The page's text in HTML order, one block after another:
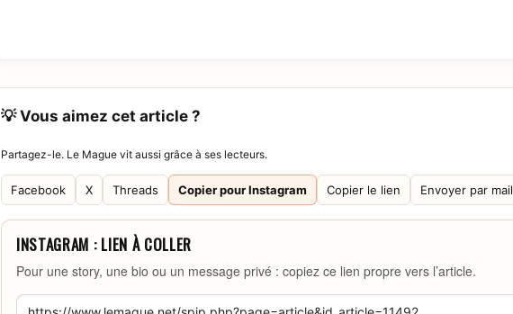
💡 Vous aimez cet article ?
Partagez-le. Le Mague vit aussi grâce à ses lecteurs.
Facebook X Threads Copier pour Instagram Copier le lien Envoyer par mail
INSTAGRAM : LIEN À COLLER
Pour une story, une bio ou un message privé : copiez ce lien propre vers l’article.